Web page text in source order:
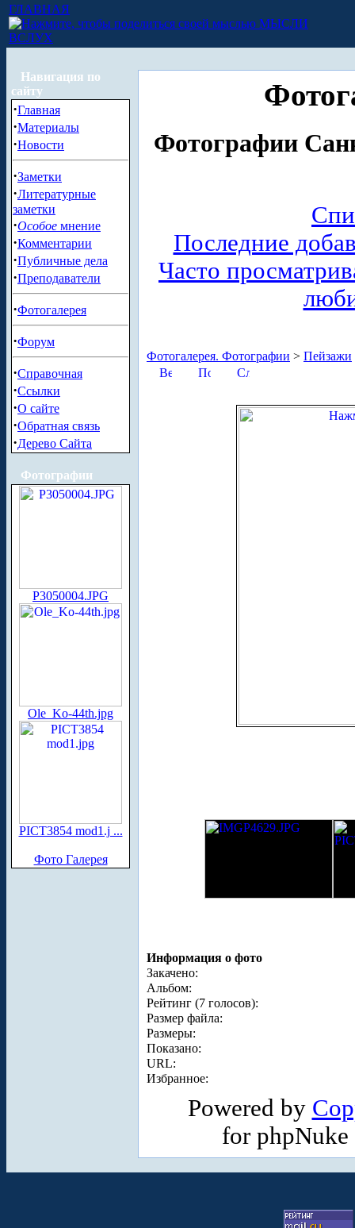
ГЛАВНАЯ
МЫСЛИ
ВСЛУХ
Навигация по
сайту
·Главная
·Материалы
·Новости
·Заметки
·Литературные
заметки
·Особое мнение
·Комментарии
·Публичные дела
·Преподаватели
·Фотогалерея
·Форум
·Справочная
·Ссылки
·О сайте
·Обратная связь
·Дерево Сайта
Фотографии
P3050004.JPG
Ole_Ko-44th.jpg
PICT3854 mod1.j ...
Фото Галерея
Фотографии
Последние
Часто
Фотогалерея. Фотографии > Пейзажи
Информация о фото
Закачено:
Альбом:
Рейтинг (7 голосов):
Размер файла:
Размеры:
Показано:
URL:
Избранное:
Powered by
for